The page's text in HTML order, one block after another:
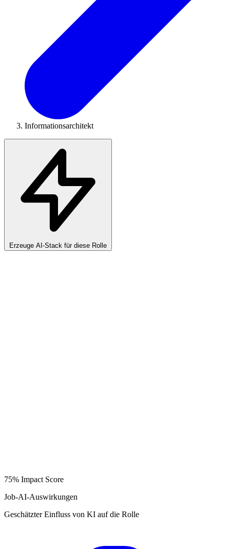
Informationsarchitekt
Erzeuge AI-Stack für diese Rolle
75% Impact Score
Job-AI-Auswirkungen
Geschätzter Einfluss von KI auf die Rolle